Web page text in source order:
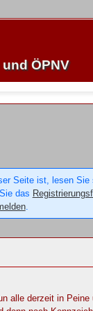
ÖPNV
Seite ist, lesen
das
.
alle derzeit in